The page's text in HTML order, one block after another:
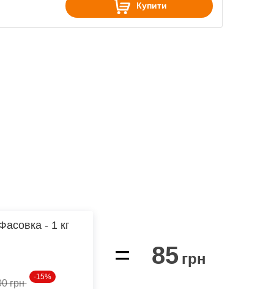
Купити
- 1 кг
грн
-15%
= 85 грн